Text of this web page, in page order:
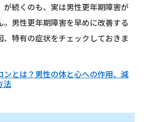
が続くのも、実は男性更年期障害が
。男性更年期障害を早めに改善する
、特有の症状をチェックしておきま
ンとは？男性の体と心への作用、減
法